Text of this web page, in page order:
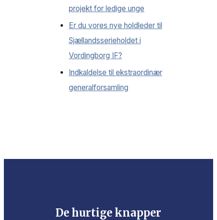
projekt for ledige unge
Er du vores nye holdleder til
Sjællandsserieholdet i
Vordingborg IF?
Indkaldelse til ekstraordinær
generalforsamling
De hurtige knapper